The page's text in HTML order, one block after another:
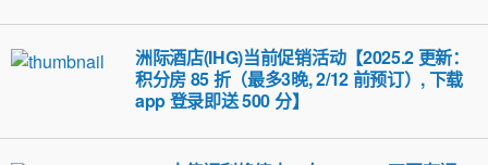
洲际酒店(IHG)当前促销活动【2025.2 更新：
积分房 85 折（最多3晚, 2/12 前预订）, 下载
app 登录即送 500 分】